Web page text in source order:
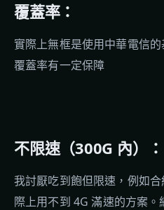
覆蓋率：
實際上無框是使用中華電信
覆蓋率有一定保障
不限速（300G 內）：
我討厭吃到飽但限速，例如
際上用不到 4G 滿速的方案